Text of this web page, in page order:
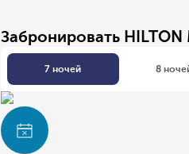
Забронировать HILTON
7 ночей 8